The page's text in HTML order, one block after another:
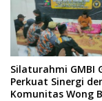
Silaturahmi GMBI
Perkuat Sinergi
Komunitas Wong